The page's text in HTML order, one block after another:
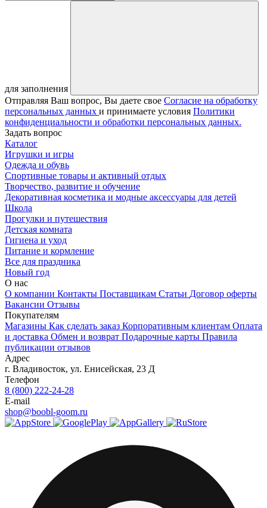
для заполнения
Отправляя Ваш вопрос, Вы даете свое Согласие на обработку
персональных данных и принимаете условия Политики
конфиденциальности и обработки персональных данных.
Задать вопрос
Каталог
Игрушки и игры
Одежда и обувь
Спортивные товары и активный отдых
Творчество, развитие и обучение
Декоративная косметика и модные аксессуары для детей
Школа
Прогулки и путешествия
Детская комната
Гигиена и уход
Питание и кормление
Все для праздника
Новый год
О нас
О компании Контакты Поставщикам Статьи Договор оферты
Вакансии Отзывы
Покупателям
Магазины Как сделать заказ Корпоративным клиентам Оплата
и доставка Обмен и возврат Подарочные карты Правила
публикации отзывов
Адрес
г. Владивосток, ул. Енисейская, 23 Д
Телефон
8 (800) 222-24-28
E-mail
shop@boobl-goom.ru